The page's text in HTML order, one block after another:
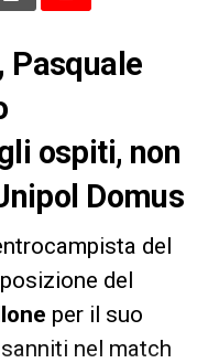
Pasquale
ospiti, non
Domus
del
del
per il suo
nel match